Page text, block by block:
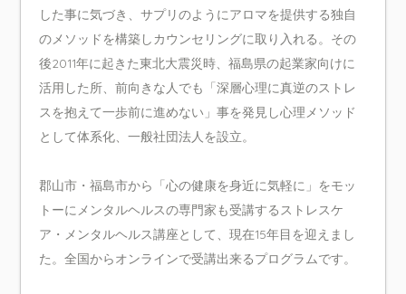
した事に気づき、サプリのようにアロマを提供する独自
のメソッドを構築しカウンセリングに取り入れる。その
後2011年に起きた東北大震災時、福島県の起業家向けに
活用した所、前向きな人でも「深層心理に真逆のストレ
スを抱えて一歩前に進めない」事を発見し心理メソッド
として体系化、一般社団法人を設立。
郡山市・福島市から「心の健康を身近に気軽に」をモッ
トーにメンタルヘルスの専門家も受講するストレスケ
ア・メンタルヘルス講座として、現在15年目を迎えまし
た。全国からオンラインで受講出来るプログラムです。